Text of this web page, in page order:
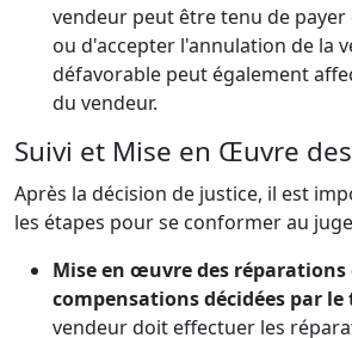
vendeur peut être tenu de
ou d'accepter l'annulation de la
défavorable peut également
du vendeur.
Suivi et Mise en Œuvre
Après la décision de justice, il est
les étapes pour se conformer au
Mise en œuvre des réparations
compensations décidées par
vendeur doit effectuer les